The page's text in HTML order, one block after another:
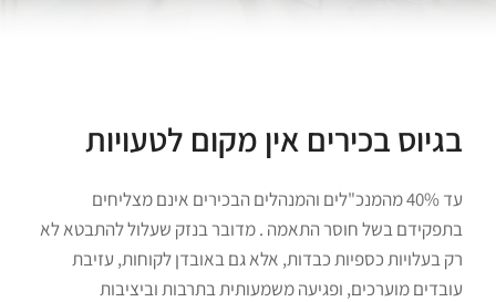
בגיוס בכירים אין מקום לטעויות
עד 40% מהמנכ"לים והמנהלים הבכירים אינם מצליחים
בתפקידם בשל חוסר התאמה . מדובר בנזק שעלול להתבטא לא
רק בעלויות כספיות כבדות, אלא גם באובדן לקוחות, עזיבת
עובדים מוערכים, ופגיעה משמעותית בתרבות וביציבות